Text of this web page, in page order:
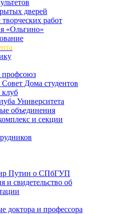
дверей
работ
«Ольгино»
профсоюз
Дома студентов
клуб
Университета
объединения
и секции
Путин о СПбГУП
и свидетельство об
доктора и профессора